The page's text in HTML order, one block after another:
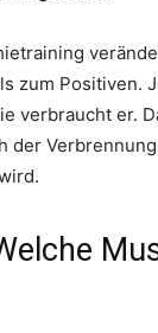
zum Positiven.
verbraucht er.
der